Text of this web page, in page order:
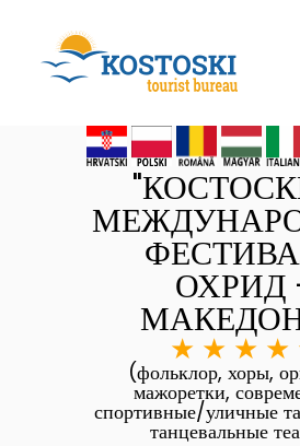
ОХРИД
★ ★ ★ ★
(фольклор, хоры,
мажоретки,
спортивные/уличные
танцевальные